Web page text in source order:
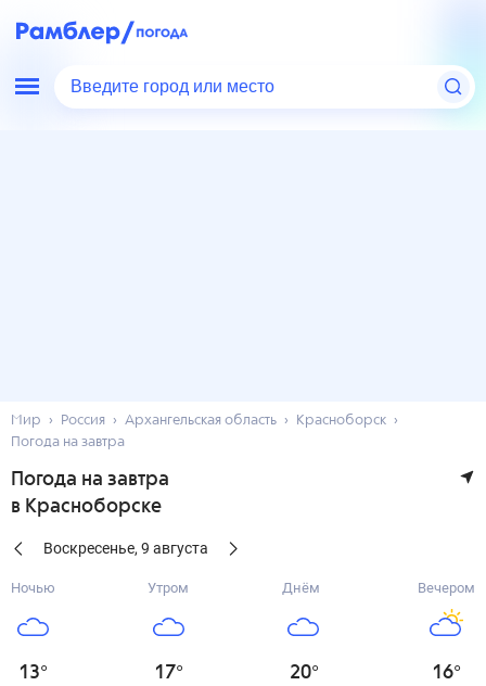
Введите город или место
Мир Россия Архангельская область
Красноборск
Погода на завтра
Погода на завтра
в Красноборске
Воскресенье, 9 августа
Ночью
13°
Утром
17°
Днём
20°
Вечером
16°